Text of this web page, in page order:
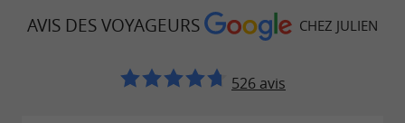
Après votre repas dans ce restaurant près de
nord Béarn, les marchés de producteurs locaux
AVIS DES VOYAGEURS CHEZ JULIEN
526 avis